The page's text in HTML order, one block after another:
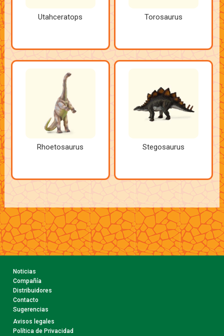
Utahceratops Torosaurus
Rhoetosaurus Stegosaurus
Noticias
Compañía
Distribuidores
Contacto
Sugerencias
Avisos legales
Política de Privacidad